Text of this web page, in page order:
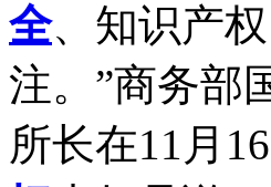
全、知识产
注。”商务部
所长在11月